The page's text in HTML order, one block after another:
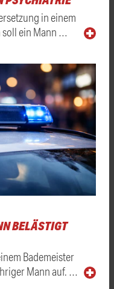
in einem
ein Mann …
BELÄSTIGT
Bademeister
Mann auf. …